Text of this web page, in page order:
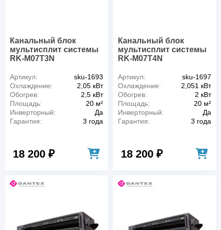
Канальный блок
мультисплит системы
RK-M07T3N
Артикул:
sku-1693
Охлаждение:
2,05 кВт
Обогрев:
2,5 кВт
Площадь:
20 м²
Инверторный:
Да
Гарантия:
3 года
18 200 ₽
Канальный блок
мультисплит системы
RK-M07T4N
Артикул:
sku-1697
Охлаждение:
2,051 кВт
Обогрев:
2 кВт
Площадь:
20 м²
Инверторный:
Да
Гарантия:
3 года
18 200 ₽